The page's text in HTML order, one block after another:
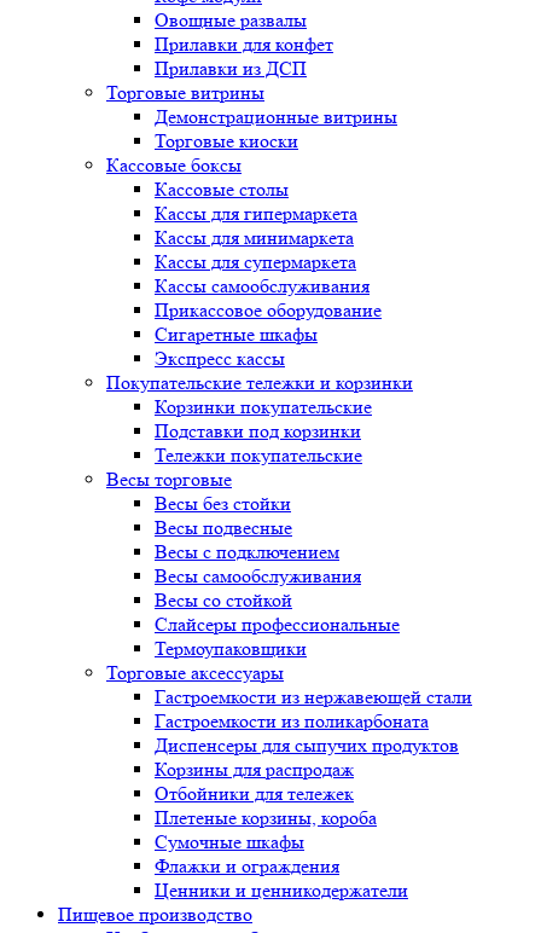
Овощные развалы
Прилавки для конфет
Прилавки из ДСП
Торговые витрины
Демонстрационные витрины
Торговые киоски
Кассовые боксы
Кассовые столы
Кассы для гипермаркета
Кассы для минимаркета
Кассы для супермаркета
Кассы самообслуживания
Прикассовое оборудование
Сигаретные шкафы
Экспресс кассы
Покупательские тележки и корзинки
Корзинки покупательские
Подставки под корзинки
Тележки покупательские
Весы торговые
Весы без стойки
Весы подвесные
Весы с подключением
Весы самообслуживания
Весы со стойкой
Слайсеры профессиональные
Термоупаковщики
Торговые аксессуары
Гастроемкости из нержавеющей стали
Гастроемкости из поликарбоната
Диспенсеры для сыпучих продуктов
Корзины для распродаж
Отбойники для тележек
Плетеные корзины, короба
Сумочные шкафы
Флажки и ограждения
Ценники и ценникодержатели
Пищевое производство